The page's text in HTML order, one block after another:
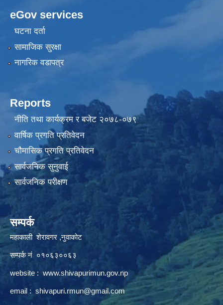
eGov services
घटना दर्ता
सामाजिक सुरक्षा
नागरिक वडापत्र
Reports
नीति तथा कार्यक्रम र बजेट २०७८-०७९
वार्षिक प्रगति प्रतिवेदन
चौमासिक प्रगति प्रतिवेदन
सार्वजनिक सुनुवाई
सार्वजनिक परीक्षण
सम्पर्क
महाकाली शेरावगर ,नुवाकोट
सम्पर्क नं ०१०६३००६३
website : www.shivapurimun.gov.np
email : shivapuri.rmun@gmail.com